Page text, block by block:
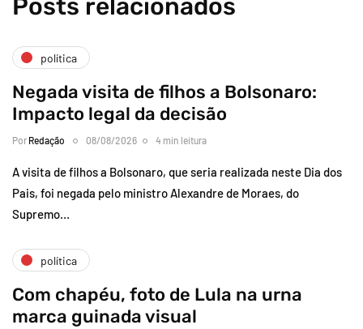
Posts relacionados
política
Negada visita de filhos a Bolsonaro:
Impacto legal da decisão
Por Redação 08/08/2026 4 min leitura
A visita de filhos a Bolsonaro, que seria realizada neste Dia dos
Pais, foi negada pelo ministro Alexandre de Moraes, do
Supremo…
política
Com chapéu, foto de Lula na urna
marca guinada visual